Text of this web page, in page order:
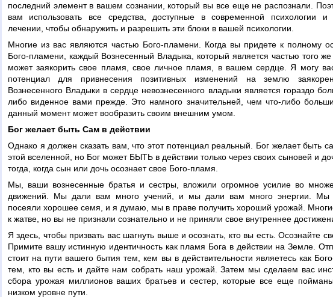
последний элемент в вашем сознании, который вы все еще не распознали.
вам использовать все средства, доступные в современной психологии и
лечении, чтобы обнаружить и разрешить эти блоки в вашей психологии.
Многие из вас являются частью Бого-пламени. Когда вы придете к полному
Бого-пламени, каждый Вознесенный Владыка, который является частью того
может заякорить свое пламя, свое личное пламя, в вашем сердце. Я могу
потенциал для привнесения позитивных изменений на землю
Вознесенного Владыки в сердце невознесенного владыки является гораздо бо
либо виденное вами прежде. Это намного значительней, чем что-либо
данный момент может вообразить своим внешним умом.
Бог желает быть Сам в действии
Однако я должен сказать вам, что этот потенциал реальный. Бог желает быть
этой вселенной, но Бог может БЫТЬ в действии только через своих сыновей и
тогда, когда сын или дочь осознает свое Бого-пламя.
Мы, ваши вознесенные братья и сестры, вложили огромное усилие во
движений. Мы дали вам много учений, и мы дали вам много энергии. Мы
посеяли хорошее семя, и я думаю, мы в праве получить хороший урожай.
к жатве, но вы не признали сознательно и не приняли свое внутреннее
Я здесь, чтобы призвать вас шагнуть выше и осознать, кто вы есть. Осознайте
Примите вашу истинную идентичность как пламя Бога в действии на Земле.
стоит на пути вашего бытия тем, кем вы в действительности являетесь как
тем, кто вы есть и дайте нам собрать наш урожай. Затем мы сделаем вас
сбора урожая миллионов ваших братьев и сестер, которые все еще
низком уровне пути.